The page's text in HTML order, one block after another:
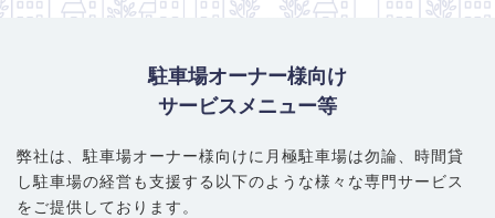
駐車場オーナー様向け
サービスメニュー等
弊社は、駐車場オーナー様向けに月極駐車場は勿論、 時間貸
し駐車場の経営も支援する以下のような様々な専門サービス
をご提供しております。